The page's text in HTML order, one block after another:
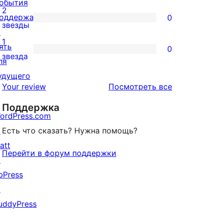
отзыв
3-
звездный
отзыв
0
2-
звездный
отзыв
2
звезды
0
0
звездный
1
звезда
0
Your review Посмотреть всеотзывы
Поддержка
Есть что сказать? Нужна помощь?
Перейти в форум поддержки